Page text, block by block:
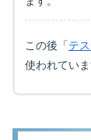
この後「テ
使われていま